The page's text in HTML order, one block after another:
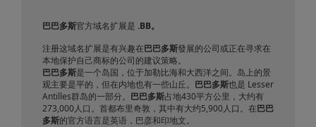
巴巴多斯官方域名扩展是 .BB。
注册这域名扩展是有兴趣在巴巴多斯發展的公司或正在寻求在
本地保护自己商标的公司的建议策略。
巴巴多斯是一个岛国，位于加勒比海和大西洋之间。岛上的景
观主要是平的，但在内地也有一些山丘。 巴巴多斯也是 Lesser
Antilles群岛的一部分。 巴巴多斯占地430平方公里，大约有
273,000人口。首都布里奇敦，其中有大约5,900人口。在巴巴
多斯的官方语言是英语，巴彦和印地文。